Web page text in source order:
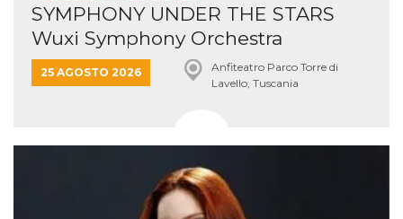
SYMPHONY UNDER THE STARS
Wuxi Symphony Orchestra
25 AGOSTO 2026
Anfiteatro Parco Torre di
Lavello, Tuscania